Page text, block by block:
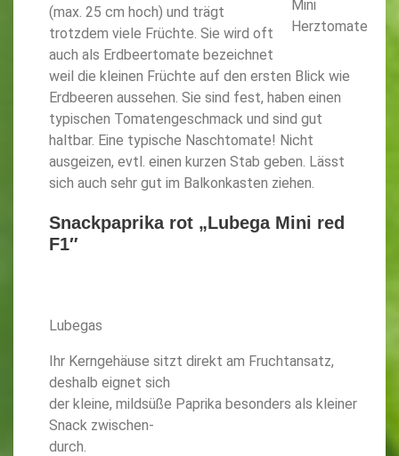
Mini
Herztomate
(max. 25 cm hoch) und trägt
trotzdem viele Früchte. Sie wird oft
auch als Erdbeertomate bezeichnet
weil die kleinen Früchte auf den ersten Blick wie
Erdbeeren aussehen. Sie sind fest, haben einen
typischen Tomatengeschmack und sind gut
haltbar. Eine typische Naschtomate! Nicht
ausgeizen, evtl. einen kurzen Stab geben. Lässt
sich auch sehr gut im Balkonkasten ziehen.
Snackpaprika rot „Lubega Mini red
F1″
Lubegas
Ihr Kerngehäuse sitzt direkt am Fruchtansatz,
deshalb eignet sich
der kleine, mildsüße Paprika besonders als kleiner
Snack zwischen-
durch.